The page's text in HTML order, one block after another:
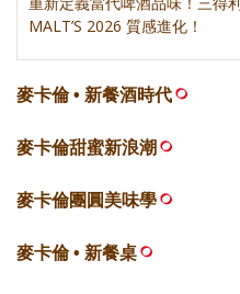
MALT’S 2026 質感進化！
麥卡倫 • 新餐酒時代
麥卡倫甜蜜新浪潮
麥卡倫團圓美味學
麥卡倫 • 新餐桌